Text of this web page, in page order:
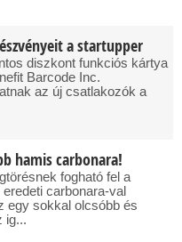
a startupper
diszkont funkciós kártya
Barcode Inc.
az új csatlakozók a
hamis carbonara!
fogható fel a
carbonara-val
egy sokkal olcsóbb és
ig...